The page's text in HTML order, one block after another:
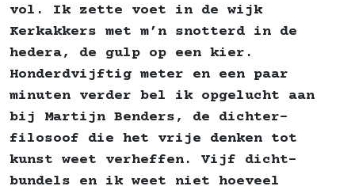
vol. Ik zette voet in de wijk
Kerkakkers met m’n snotterd in de
hedera, de gulp op een kier.
Honderdvijftig meter en een paar
minuten verder bel ik opgelucht aan
bij Martijn Benders, de dichter-
filosoof die het vrije denken tot
kunst weet verheffen. Vijf dicht­
bundels en ik weet niet hoeveel